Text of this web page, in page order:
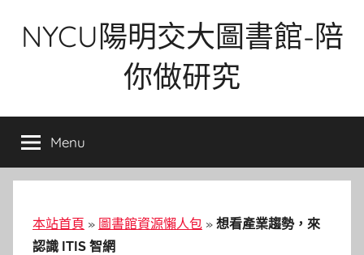
NYCU陽明交大圖書館-陪
你做研究
Menu
本站首頁 » 圖書館資源懶人包 » 想看產業趨勢，來
認識 ITIS 智網